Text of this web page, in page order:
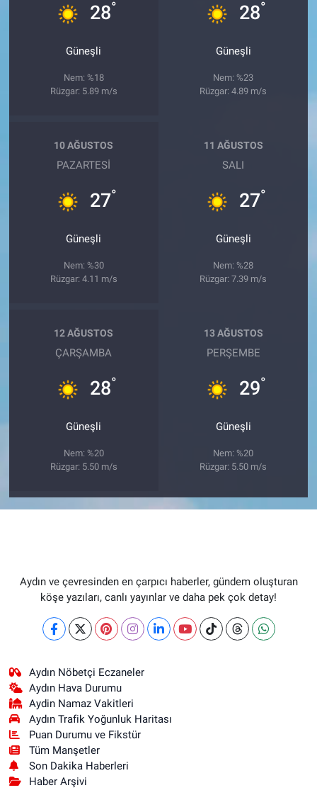
28°
Güneşli
Nem: %18
Rüzgar: 5.89 m/s
28°
Güneşli
Nem: %23
Rüzgar: 4.89 m/s
10 AĞUSTOS
PAZARTESI
27°
Güneşli
Nem: %30
Rüzgar: 4.11 m/s
11 AĞUSTOS
SALI
27°
Güneşli
Nem: %28
Rüzgar: 7.39 m/s
12 AĞUSTOS
ÇARŞAMBA
28°
Güneşli
Nem: %20
Rüzgar: 5.50 m/s
13 AĞUSTOS
PERŞEMBE
29°
Güneşli
Nem: %20
Rüzgar: 5.50 m/s
Aydın ve çevresinden en çarpıcı haberler, gündem oluşturan
köşe yazıları, canlı yayınlar ve daha pek çok detay!
Aydın Nöbetçi Eczaneler
Aydın Hava Durumu
Aydin Namaz Vakitleri
Aydın Trafik Yoğunluk Haritası
Puan Durumu ve Fikstür
Tüm Manşetler
Son Dakika Haberleri
Haber Arşivi